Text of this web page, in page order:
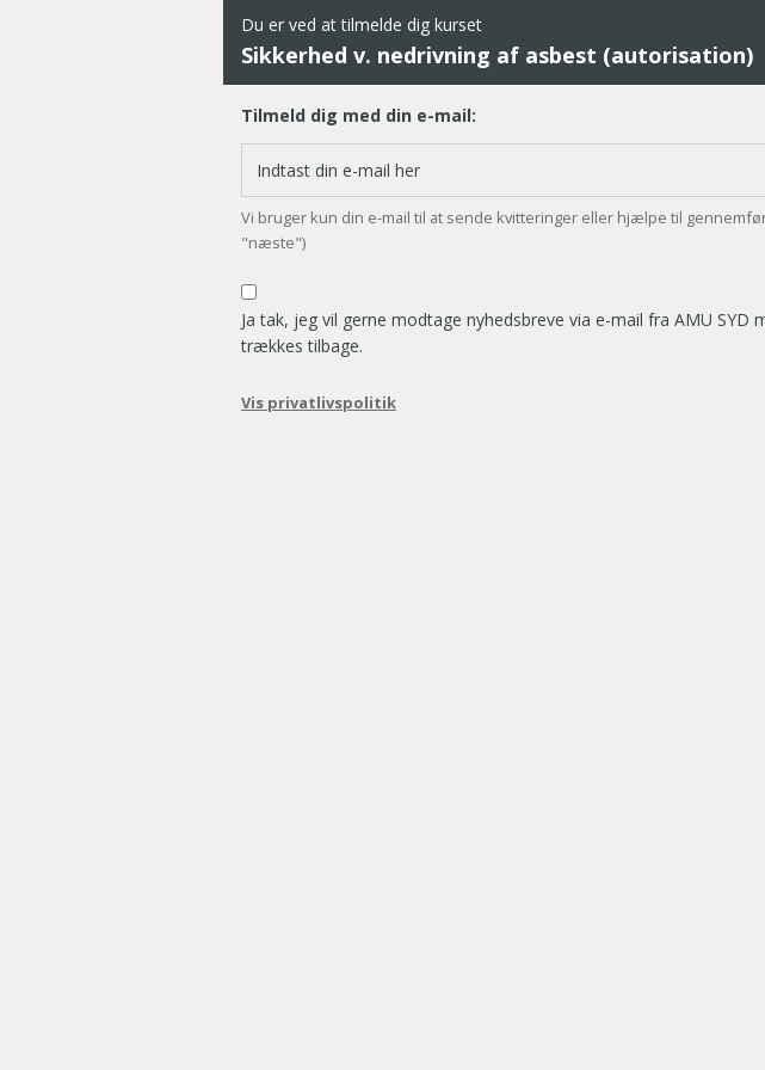
Du er ved at tilmelde dig kurset
Sikkerhed v. nedrivning af asbest (autorisation)
Tilmeld dig med din e-mail:
Vi bruger kun din e-mail til at sende kvitteringer eller hjælpe til
"næste")
Ja tak, jeg vil gerne modtage nyhedsbreve via e-mail fra AMU
trækkes tilbage.
Vis privatlivspolitik